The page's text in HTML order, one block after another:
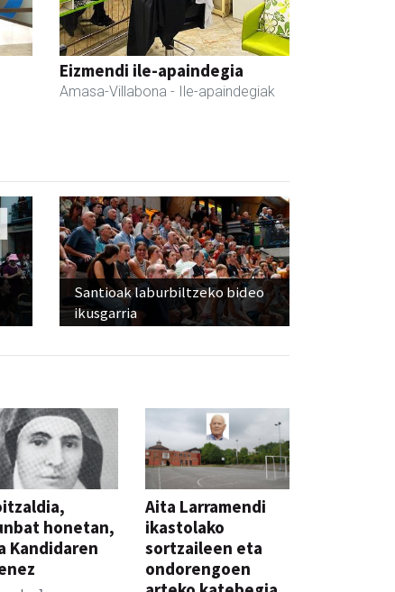
Eizmendi ile-apaindegia
Amasa-Villabona - Ile-apaindegiak
Santioak laburbiltzeko bideo
ikusgarria
honetan,
Kandidaren
Aita Larramendi
ikastolako
sortzaileen eta
ondorengoen